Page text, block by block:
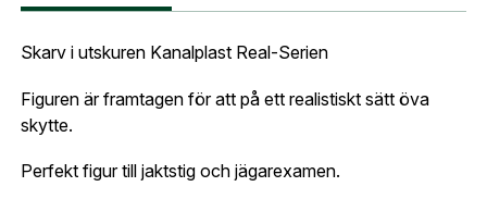
Skarv i utskuren Kanalplast Real-Serien
Figuren är framtagen för att på ett realistiskt sätt öva
skytte.
Perfekt figur till jaktstig och jägarexamen.
Skapa konto och handla enklare
Är du företag eller förening?
konto hos oss får du snabbare utcheckning,
Telefon:
Jag godkänner att mina uppgifter sparas enligt
integritetspolicyn.